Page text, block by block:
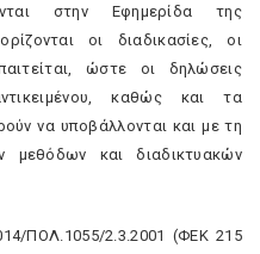
στην Εφημερίδα της
οι διαδικασίες, οι
ώστε οι δηλώσεις
καθώς και τα
να υποβάλλονται και με τη
μεθόδων και διαδικτυακών
ΠΟΛ.1055/2.3.2001 (ΦΕΚ 215